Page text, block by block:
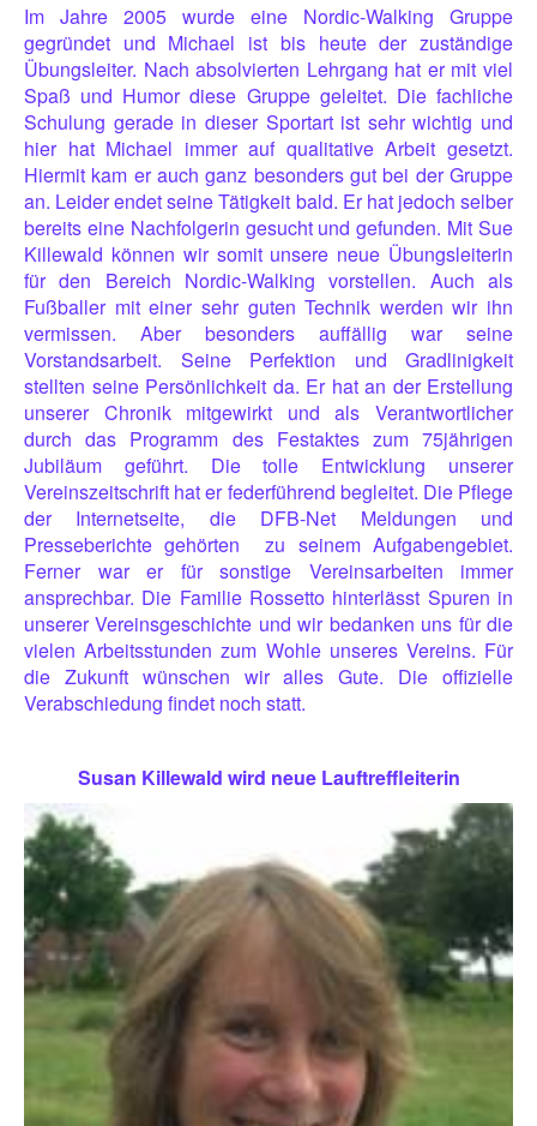
Im Jahre 2005 wurde eine Nordic-Walking Gruppe
gegründet und Michael ist bis heute der zuständige
Übungsleiter. Nach absolvierten Lehrgang hat er mit viel
Spaß und Humor diese Gruppe geleitet. Die fachliche
Schulung gerade in dieser Sportart ist sehr wichtig und
hier hat Michael immer auf qualitative Arbeit gesetzt.
Hiermit kam er auch ganz besonders gut bei der Gruppe
an. Leider endet seine Tätigkeit bald. Er hat jedoch selber
bereits eine Nachfolgerin gesucht und gefunden. Mit Sue
Killewald können wir somit unsere neue Übungsleiterin
für den Bereich Nordic-Walking vorstellen. Auch als
Fußballer mit einer sehr guten Technik werden wir ihn
vermissen. Aber besonders auffällig war seine
Vorstandsarbeit. Seine Perfektion und Gradlinigkeit
stellten seine Persönlichkeit da. Er hat an der Erstellung
unserer Chronik mitgewirkt und als Verantwortlicher
durch das Programm des Festaktes zum 75jährigen
Jubiläum geführt. Die tolle Entwicklung unserer
Vereinszeitschrift hat er federführend begleitet. Die Pflege
der Internetseite, die DFB-Net Meldungen und
Presseberichte gehörten
zu seinem Aufgabengebiet.
Ferner war er für sonstige Vereinsarbeiten immer
ansprechbar. Die Familie Rossetto hinterlässt Spuren in
unserer Vereinsgeschichte und wir bedanken uns für die
vielen Arbeitsstunden zum Wohle unseres Vereins. Für
die Zukunft wünschen wir alles Gute. Die offizielle
Verabschiedung findet noch statt.
Susan Killewald wird neue Lauftreffleiterin